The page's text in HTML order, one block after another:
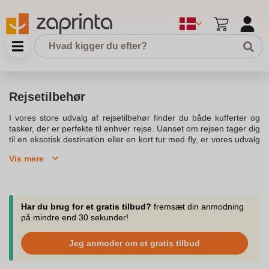
Rejsetilbehør
I vores store udvalg af rejsetilbehør finder du både kufferter og
tasker, der er perfekte til enhver rejse. Uanset om rejsen tager dig
til en eksotisk destination eller en kort tur med fly, er vores udvalg
sovemasker kan du få en lur uden generende lys, og vores TSA
din rejseoplevelse mere bekvem. Vores produkter, fra oppustelige
nakkepuder til stilfulde toilettasker, gør det nemt at organisere
dine ting til rejsen. Vi tilbyder hurtig levering, så du kan forberede
tilbehør til rejsen. Køb online og oplev, hvordan små detaljer kan
gøre en stor forskel for din ferie. Se vores sortiment af
funktionelle og stilfulde tasker, der gør det lettere at pakke til hele
Vis mere
Har du brug for et gratis tilbud? fremsæt din anmodning
på mindre end 30 sekunder!
Jeg anmoder om et gratis tilbud